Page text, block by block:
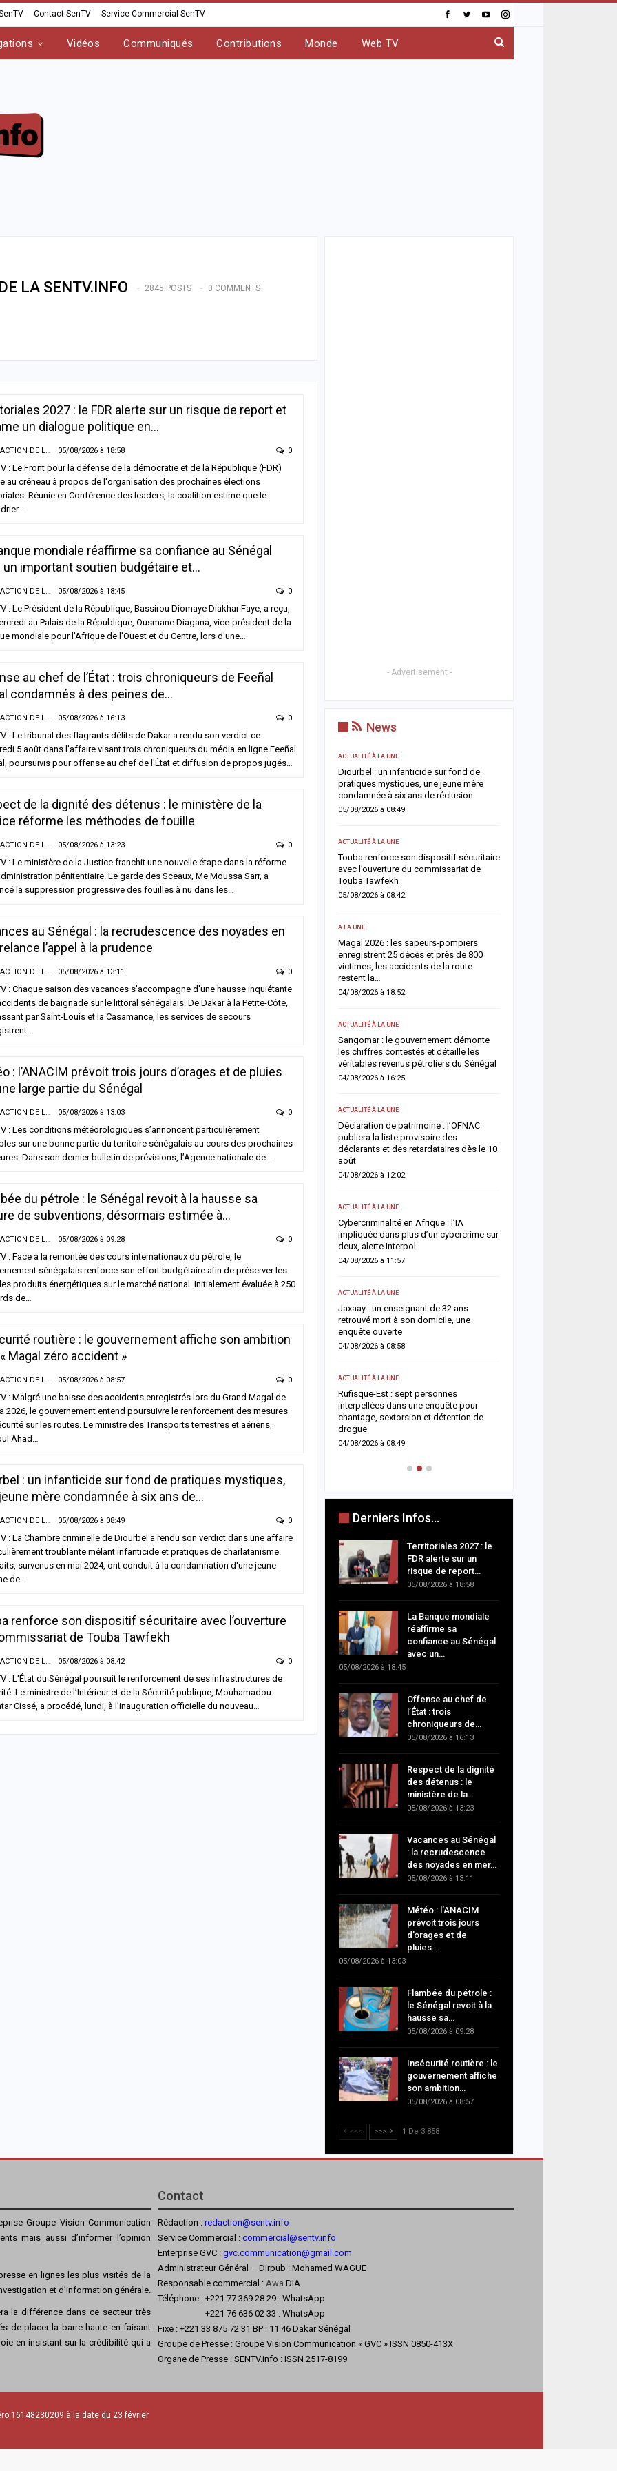
Contact SenTV Service Commercial SenTV
Vidéos Communiqués Contributions Monde Web TV
LA SENTV.INFO 2845 POSTS 0 COMMENTS
2027 : le FDR alerte sur un risque de report et
un dialogue politique en…
LA RÉDACTION DE LA SENTV.INFO 05/08/2026 à 18:58 0
: Le Front pour la défense de la démocratie et de la République (FDR)
au créneau à propos de l'organisation des prochaines élections
Réunie en Conférence des leaders, la coalition estime que le
mondiale réaffirme sa confiance au Sénégal
un important soutien budgétaire et…
LA RÉDACTION DE LA SENTV.INFO 05/08/2026 à 18:45 0
: Le Président de la République, Bassirou Diomaye Diakhar Faye, a reçu,
au Palais de la République, Ousmane Diagana, vice-président de la
mondiale pour l'Afrique de l'Ouest et du Centre, lors d'une…
au chef de l’État : trois chroniqueurs de Feeñal
condamnés à des peines de…
LA RÉDACTION DE LA SENTV.INFO 05/08/2026 à 16:13 0
: Le tribunal des flagrants délits de Dakar a rendu son verdict ce
5 août dans l'affaire visant trois chroniqueurs du média en ligne Feeñal
poursuivis pour offense au chef de l'État et diffusion de propos jugés…
de la dignité des détenus : le ministère de la
réforme les méthodes de fouille
LA RÉDACTION DE LA SENTV.INFO 05/08/2026 à 13:23 0
: Le ministère de la Justice franchit une nouvelle étape dans la réforme
pénitentiaire. Le garde des Sceaux, Me Moussa Sarr, a
la suppression progressive des fouilles à nu dans les…
au Sénégal : la recrudescence des noyades en
l’appel à la prudence
LA RÉDACTION DE LA SENTV.INFO 05/08/2026 à 13:11 0
: Chaque saison des vacances s'accompagne d'une hausse inquiétante
de baignade sur le littoral sénégalais. De Dakar à la Petite-Côte,
par Saint-Louis et la Casamance, les services de secours
: l’ANACIM prévoit trois jours d’orages et de pluies
large partie du Sénégal
LA RÉDACTION DE LA SENTV.INFO 05/08/2026 à 13:03 0
: Les conditions météorologiques s’annoncent particulièrement
sur une bonne partie du territoire sénégalais au cours des prochaines
Dans son dernier bulletin de prévisions, l’Agence nationale de…
du pétrole : le Sénégal revoit à la hausse sa
de subventions, désormais estimée à…
LA RÉDACTION DE LA SENTV.INFO 05/08/2026 à 09:28 0
: Face à la remontée des cours internationaux du pétrole, le
sénégalais renforce son effort budgétaire afin de préserver les
produits énergétiques sur le marché national. Initialement évaluée à 250
de…
routière : le gouvernement affiche son ambition
« Magal zéro accident »
LA RÉDACTION DE LA SENTV.INFO 05/08/2026 à 08:57 0
: Malgré une baisse des accidents enregistrés lors du Grand Magal de
2026, le gouvernement entend poursuivre le renforcement des mesures
sur les routes. Le ministre des Transports terrestres et aériens,
Ahad…
: un infanticide sur fond de pratiques mystiques,
mère condamnée à six ans de…
LA RÉDACTION DE LA SENTV.INFO 05/08/2026 à 08:49 0
: La Chambre criminelle de Diourbel a rendu son verdict dans une affaire
troublante mêlant infanticide et pratiques de charlatanisme.
survenus en mai 2024, ont conduit à la condamnation d'une jeune
de…
renforce son dispositif sécuritaire avec l’ouverture
de Touba Tawfekh
LA RÉDACTION DE LA SENTV.INFO 05/08/2026 à 08:42 0
: L'État du Sénégal poursuit le renforcement de ses infrastructures de
Le ministre de l’Intérieur et de la Sécurité publique, Mouhamadou
Cissé, a procédé, lundi, à l’inauguration officielle du nouveau…
- Advertisement -
News
2026 à 08:24
À LA UNE
après le Magal : Mamadou
leur absence
2026 à 08:12
du Magal 2026 : les sapeurs-
recensent 22 décès et 685
la vigilance renforcée sur les
2026 à 20:13
2026 à 20:05
Officielle : le Khalife général
alerte sur « un monde qui
» et appelle à renforcer…
2026 à 15:57
: un vaste réseau de
clandestine démantelé, six
déférées après l’échec d’un…
À LA UNE
des 100 millions de Sandaga :
2026 à 10:54
Mégapari : un réseau présumé de
en ligne au cœur d’un
de plus de 7 milliards
ACTUALITÉ À LA UNE
05/08/2026 à 18:58
La Banque mondiale réaffirme sa
confiance au Sénégal avec un important
soutien budgétaire et financier
05/08/2026 à 18:45
ACTUALITÉ À LA UNE
condamnés à des peines de prison
05/08/2026 à 16:13
05/08/2026 à 13:23
Vacances au Sénégal : la recrudescence
des noyades en mer relance l’appel à la
prudence
05/08/2026 à 13:11
ACTUALITÉ À LA UNE
Météo : l’ANACIM prévoit trois jours
d’orages et de pluies sur une large partie
ACTUALITÉ À LA UNE
05/08/2026 à 09:28
Insécurité routière : le gouvernement
affiche son ambition d’un « Magal zéro
accident »
05/08/2026 à 08:57
ACTUALITÉ À LA UNE
Diourbel : un infanticide sur fond de
pratiques mystiques, une jeune mère
condamnée à six ans de réclusion
05/08/2026 à 08:49
ACTUALITÉ À LA UNE
Touba renforce son dispositif sécuritaire
avec l’ouverture du commissariat de
Touba Tawfekh
05/08/2026 à 08:42
A LA UNE
Magal 2026 : les sapeurs-pompiers
enregistrent 25 décès et près de 800
victimes, les accidents de la route
restent la…
04/08/2026 à 18:52
ACTUALITÉ À LA UNE
Sangomar : le gouvernement démonte
les chiffres contestés et détaille les
véritables revenus pétroliers du Sénégal
04/08/2026 à 16:25
ACTUALITÉ À LA UNE
Déclaration de patrimoine : l’OFNAC
publiera la liste provisoire des
déclarants et des retardataires dès le 10
août
04/08/2026 à 12:02
ACTUALITÉ À LA UNE
Cybercriminalité en Afrique : l’IA
impliquée dans plus d’un cybercrime sur
deux, alerte Interpol
04/08/2026 à 11:57
ACTUALITÉ À LA UNE
Jaxaay : un enseignant de 32 ans
retrouvé mort à son domicile, une
enquête ouverte
04/08/2026 à 08:58
ACTUALITÉ À LA UNE
Rufisque-Est : sept personnes
interpellées dans une enquête pour
chantage, sextorsion et détention de
drogue
04/08/2026 à 08:49
Derniers Infos...
Territoriales 2027 : le
FDR alerte sur un
risque de report…
05/08/2026 à 18:58
La Banque mondiale
réaffirme sa
confiance au Sénégal
avec un…
05/08/2026 à 18:45
Offense au chef de
l’État : trois
chroniqueurs de…
05/08/2026 à 16:13
Respect de la dignité
des détenus : le
ministère de la…
05/08/2026 à 13:23
Vacances au Sénégal
: la recrudescence
des noyades en mer…
05/08/2026 à 13:11
Météo : l’ANACIM
prévoit trois jours
d’orages et de
pluies…
05/08/2026 à 13:03
Flambée du pétrole :
le Sénégal revoit à la
hausse sa…
05/08/2026 à 09:28
Insécurité routière : le
gouvernement affiche
son ambition…
05/08/2026 à 08:57
<<< >>> 1 De 3 858
Groupe Vision Communication
mais aussi d’informer l’opinion
en lignes les plus visités de la
et d’information générale.
la différence dans ce secteur très
de placer la barre haute en faisant
en insistant sur la crédibilité qui a
Contact
Rédaction : redaction@sentv.info
Service Commercial : commercial@sentv.info
Enterprise GVC : gvc.communication@gmail.com
Administrateur Général – Dirpub : Mohamed WAGUE
Responsable commercial : Awa DIA
Téléphone : +221 77 369 28 29 : WhatsApp
+221 76 636 02 33 : WhatsApp
Fixe : +221 33 875 72 31 BP : 11 46 Dakar Sénégal
Groupe de Presse : Groupe Vision Communication « GVC » ISSN 0850-413X
Organe de Presse : SENTV.info : ISSN 2517-8199
16148230209 à la date du 23 février